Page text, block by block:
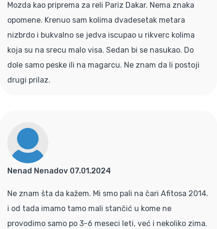
Mozda kao priprema za reli Pariz Dakar. Nema znaka
opomene. Krenuo sam kolima dvadesetak metara
nizbrdo i bukvalno se jedva iscupao u rikverc kolima
koja su na srecu malo visa. Sedan bi se nasukao. Do
dole samo peske ili na magarcu. Ne znam da li postoji
drugi prilaz.
Nenad Nenadov 07.01.2024
Ne znam šta da kažem. Mi smo pali na čari Afitosa 2014.
i od tada imamo tamo mali stančić u kome ne
provodimo samo po 3-6 meseci leti, već i nekoliko zima.